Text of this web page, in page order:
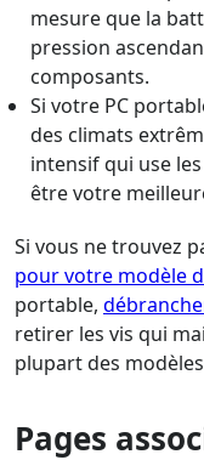
mesure que la
pression
composants.
Si votre PC
des climats
intensif qui use
être votre
Si vous ne trouvez
pour votre modèle
portable,
retirer les vis qui
plupart des
Pages